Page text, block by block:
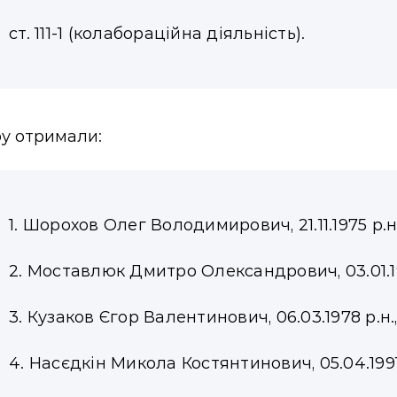
ст. 111-1 (колабораційна діяльність).
отримали:
1. Шорохов Олег Володимирович, 21.11.1975
2. Моставлюк Дмитро Олександрович,
3. Кузаков Єгор Валентинович, 06.03.1978 р.н.,
4. Насєдкін Микола Костянтинович,